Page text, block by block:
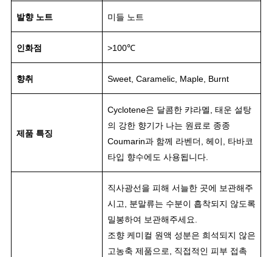
발향 노트 미들 노트
인화점 >100℃
향취 Sweet, Caramelic, Maple, Burnt
제품 특징
Cyclotene은 달콤한 캬라멜, 태운 설탕
의 강한 향기가 나는 원료로 종종
Coumarin과 함께 라벤더, 헤이, 타바코
타입 향수에도 사용됩니다.
직사광선을 피해 서늘한 곳에 보관해주
시고, 분말류는 수분이 흡착되지 않도록
밀봉하여 보관해주세요.
조향 케미컬 원액 성분은 희석되지 않은
고농축 제품으로, 직접적인 피부 접촉